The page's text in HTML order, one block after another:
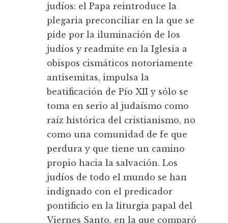
judíos: el Papa reintroduce la
plegaria preconciliar en la que se
pide por la iluminación de los
judíos y readmite en la Iglesia a
obispos cismáticos notoriamente
antisemitas, impulsa la
beatificación de Pío XII y sólo se
toma en serio al judaísmo como
raíz histórica del cristianismo, no
como una comunidad de fe que
perdura y que tiene un camino
propio hacia la salvación. Los
judíos de todo el mundo se han
indignado con el predicador
pontificio en la liturgia papal del
Viernes Santo, en la que comparó